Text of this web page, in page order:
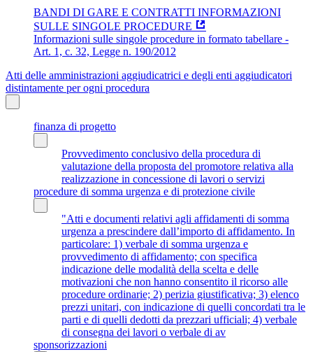
BANDI DI GARE E CONTRATTI INFORMAZIONI
SULLE SINGOLE PROCEDURE
Informazioni sulle singole procedure in formato tabellare -
Art. 1, c. 32, Legge n. 190/2012
Atti delle amministrazioni aggiudicatrici e degli enti aggiudicatori
distintamente per ogni procedura
finanza di progetto
Provvedimento conclusivo della procedura di
valutazione della proposta del promotore relativa alla
realizzazione in concessione di lavori o servizi
procedure di somma urgenza e di protezione civile
"Atti e documenti relativi agli affidamenti di somma
urgenza a prescindere dall’importo di affidamento. In
particolare: 1) verbale di somma urgenza e
provvedimento di affidamento; con specifica
indicazione delle modalità della scelta e delle
motivazioni che non hanno consentito il ricorso alle
procedure ordinarie; 2) perizia giustificativa; 3) elenco
prezzi unitari, con indicazione di quelli concordati tra le
parti e di quelli dedotti da prezzari ufficiali; 4) verbale
di consegna dei lavori o verbale di av
sponsorizzazioni